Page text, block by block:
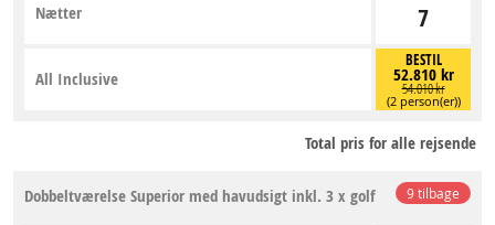
7
Nætter
BESTIL
52.810 kr
54.010 kr
(2 person(er))
All Inclusive
Total pris for alle rejsende
9 tilbage
Dobbeltværelse Superior med havudsigt inkl. 3 x golf